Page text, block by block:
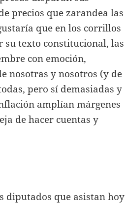
precios que zarandea las
que en los corrillos
su texto constitucional, las
con emoción,
nosotras y nosotros (y de
pero sí demasiadas y
amplían márgenes
de hacer cuentas y
diputados que asistan hoy